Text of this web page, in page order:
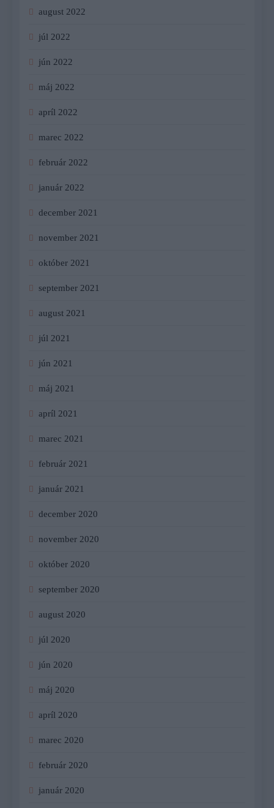
august 2022
júl 2022
jún 2022
máj 2022
apríl 2022
marec 2022
február 2022
január 2022
december 2021
november 2021
október 2021
september 2021
august 2021
júl 2021
jún 2021
máj 2021
apríl 2021
marec 2021
február 2021
január 2021
december 2020
november 2020
október 2020
september 2020
august 2020
júl 2020
jún 2020
máj 2020
apríl 2020
marec 2020
február 2020
január 2020